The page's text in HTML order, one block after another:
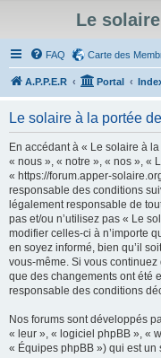
Le
FAQ Carte des
A.P.P.E.R Portal
Le solaire à la portée
En accédant à « Le solaire à
« nous », « notre », « nos », «
« https://forum.apper-
responsable des conditions
légalement responsable de
pas et/ou n’utilisez pas « Le
modifier celles-ci à n’importe
en soyez informé, bien qu’il
vous-même. Si vous
que des changements ont été
responsable des conditions
Nos forums sont développés
« leur », « logiciel phpBB », «
« Équipes phpBB ») qui est